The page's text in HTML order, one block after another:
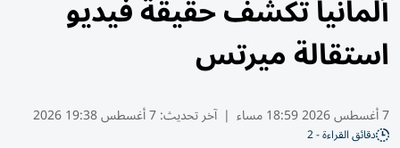
ألمانيا تكشف حقيقة فيديو
استقالة ميرتس
7 أغسطس 2026 18:59 مساء | آخر تحديث:7 أغسطس 19:38 2026
دقائق القراءة - 2